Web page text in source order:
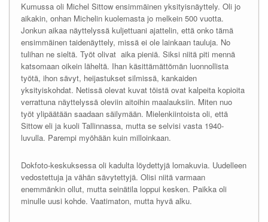
Kumussa oli Michel Sittow ensimmäinen yksityisnäyttely. Oli jo
aikakin, onhan Michelin kuolemasta jo melkein 500 vuotta.
Jonkun aikaa näyttelyssä kuljettuani ajattelin, että onko tämä
ensimmäinen taidenäyttely, missä ei ole lainkaan tauluja. No
tulihan ne sieltä. Työt olivat aika pieniä. Siksi niitä piti mennä
katsomaan oikein läheltä. Ihan käsittämättömän luonnollista
työtä, ihon sävyt, heijastukset silmissä, kankaiden
yksityiskohdat. Netissä olevat kuvat töistä ovat kalpeita kopioita
verrattuna näyttelyssä oleviin aitoihin maalauksiin. Miten nuo
työt ylipäätään saadaan säilymään. Mielenkiintoista oli, että
Sittow eli ja kuoli Tallinnassa, mutta se selvisi vasta 1940-
luvulla. Parempi myöhään kuin milloinkaan.
Dokfoto-keskuksessa oli kadulta löydettyjä lomakuvia. Uudelleen
vedostettuja ja vähän sävytettyjä. Olisi niitä varmaan
enemmänkin ollut, mutta seinätila loppui kesken. Paikka oli
minulle uusi kohde. Vaatimaton, mutta hyvä alku.